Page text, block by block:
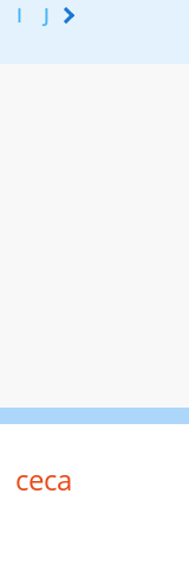
I J K
ceca